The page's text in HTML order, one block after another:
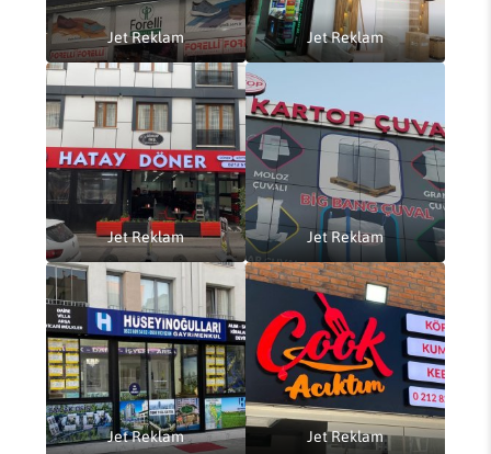
Jet Reklam Jet Reklam
Jet Reklam Jet Reklam
Jet Reklam Jet Reklam